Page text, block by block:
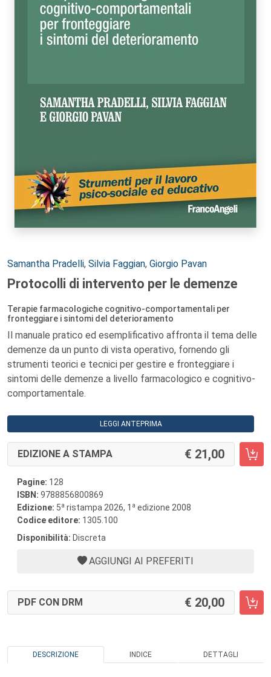
Autori:
Samantha Pradelli, Silvia Faggian, Giorgio Pavan
Protocolli di intervento per le demenze
Terapie farmacologiche cognitivo-comportamentali per
fronteggiare i sintomi del deterioramento
Il manuale pratico ed esemplificativo affronta il tema delle
demenze da un punto di vista operativo, fornendo gli
strumenti teorici e tecnici per gestire e fronteggiare i
sintomi delle demenze a livello farmacologico e cognitivo-
comportamentale.
LEGGI ANTEPRIMA
EDIZIONE A STAMPA 21,00
Pagine: 128
ISBN: 9788856800869
Edizione: 5a ristampa 2026, 1 a edizione 2008
Codice editore: 1305.100
Disponibilità: Discreta
AGGIUNGI AI PREFERITI
PDF CON DRM 20,00
DESCRIZIONE INDICE DETTAGLI